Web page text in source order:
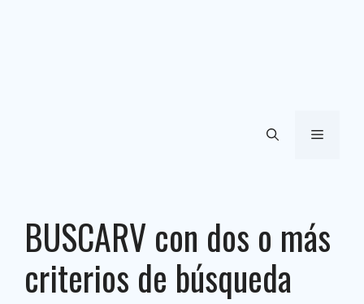
Menú
BUSCARV con dos o más
criterios de búsqueda